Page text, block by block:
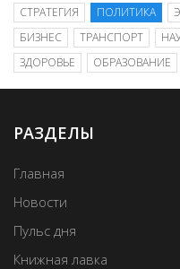
СТРАТЕГИЯ
ПОЛИТИКА
БИЗНЕС
ТРАНСПОРТ
ЗДОРОВЬЕ
ОБРАЗОВАНИЕ
РАЗДЕЛЫ
Главная
Новости
Пульс дня
Книжная лавка